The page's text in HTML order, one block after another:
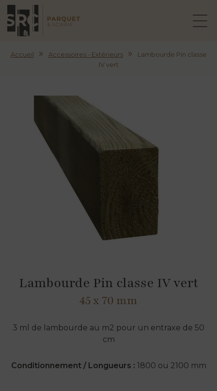
Accueil » Accessoires - Extérieurs»
Lambourde Pin classe
IV vert
Lambourde Pin classe IV vert
45 x 70 mm
3 ml de lambourde au m2 pour un entraxe de 50
cm
Conditionnement / Longueurs : 1800 ou 2100 mm